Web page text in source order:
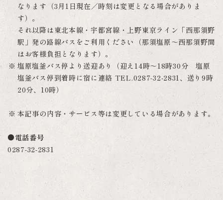
なります（3月1日現在／時刻は変更となる場合がありま
す）。
それ以降は東北本線・宇都宮線・上野東京ライン「西那須野
駅」発の路線バスをご利用ください（那須塩原～西那須野間
はお客様負担となります）。
塩原塩釜バス停より送迎あり（迎え14時～18時30分 塩原
塩釜バス停到着時に宿に連絡 TEL.0287-32-2831、送り9時
20分、10時）
本記事の内容・サービス等は変更している場合があります。
●電話番号
0287-32-2831